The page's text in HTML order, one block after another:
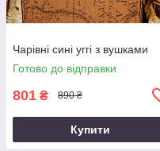
Чарівні сині уггі з вушками
Готово до відправки
801 ₴ 890 ₴
Купити